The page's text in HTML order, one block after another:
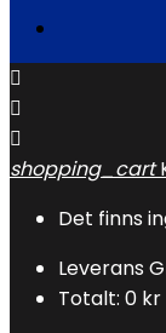



shopping_cart
Det finns
Leverans
Totalt: 0 kr